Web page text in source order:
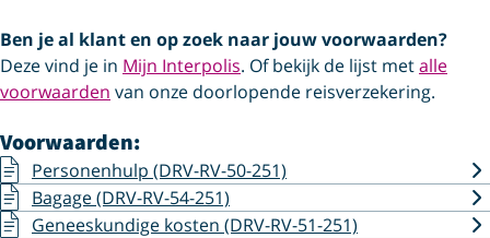
Ben je al klant en op zoek naar jouw voorwaarden?
Deze vind je in Mijn Interpolis. Of bekijk de lijst metalle
voorwaarden van onze doorlopende reisverzekering.
Voorwaarden:
Personenhulp (DRV-RV-50-251)
Bagage (DRV-RV-54-251)
Geneeskundige kosten (DRV-RV-51-251)